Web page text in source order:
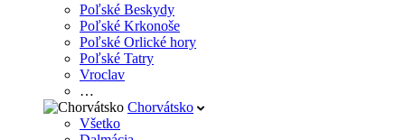
Poľské Beskydy
Poľské Krkonoše
Poľské Orlické hory
Poľské Tatry
Vroclav
…
Chorvátsko
Všetko